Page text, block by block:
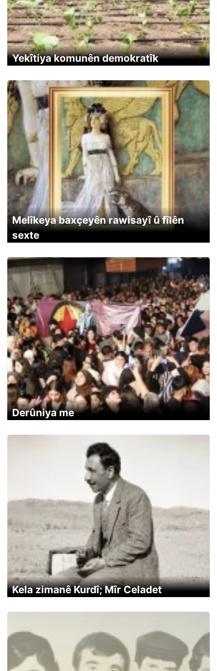
Yekîtiya komunên demokratîk
Melîkeya baxçeyên rawisayî û fîlên
sexte
Derûniya me
Kela zimanê Kurdî; Mîr Celadet